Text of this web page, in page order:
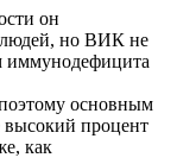
он
людей, но ВИК не
иммунодефицита
основным
высокий процент
как